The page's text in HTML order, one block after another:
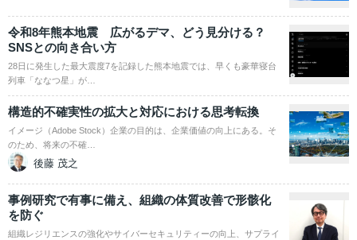
令和8年熊本地震 広がるデマ、どう見分ける？
SNSとの向き合い方
28日に発生した最大震度7を記録した熊本地震では、早くも豪華寝台
列車「ななつ星」が…
構造的不確実性の拡大と対応における思考転換
イメージ（Adobe Stock）企業の目的は、企業価値の向上にある。そ
のため、将来の不確…
後藤 茂之
事例研究で有事に備え、組織の体質改善で形骸化
を防ぐ
組織レジリエンスの強化やサイバーセキュリティーの向上、サプライ